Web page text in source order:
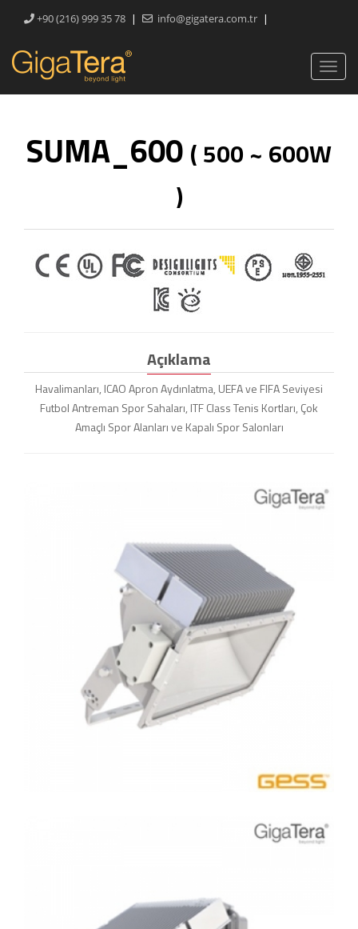
+90 (216) 999 35 78 | info@gigatera.com.tr |
SUMA_600 ( 500 ~ 600W
)
Açıklama
Havalimanları, ICAO Apron Aydınlatma, UEFA ve FIFA Seviyesi
Futbol Antreman Spor Sahaları, ITF Class Tenis Kortları, Çok
Amaçlı Spor Alanları ve Kapalı Spor Salonları